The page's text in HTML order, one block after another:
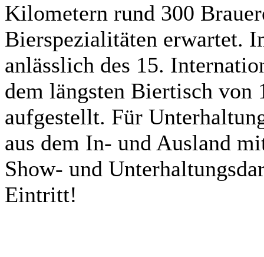
Kilometern rund 300
Bierspezialitäten erwartet.
anlässlich des 15.
dem längsten Biertisch von
aufgestellt. Für
aus dem In- und Ausland
Show- und
Eintritt!